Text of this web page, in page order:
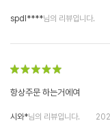
spdl****님의 리뷰입니다.
항상주문 하는거에여
시와*님의 리뷰입니다.